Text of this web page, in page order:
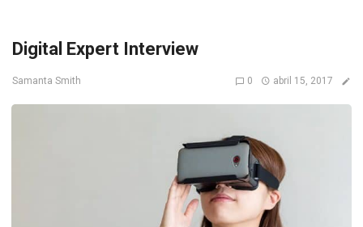
Digital Expert Interview
Samanta Smith 0 abril 15, 2017